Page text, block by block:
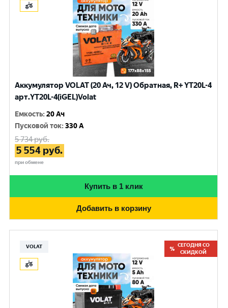
Аккумулятор VOLAT (20 Ач, 12 V) Обратная, R+ YT20L-4
арт.YT20L-4(iGEL)Volat
Емкость:20 Ач
Пусковой ток:330 A
5 734руб.
5 554 руб.
при обмене
Купить в 1 клик
Добавить в корзину
VOLAT
СЕГОДНЯ СО
СКИДКОЙ